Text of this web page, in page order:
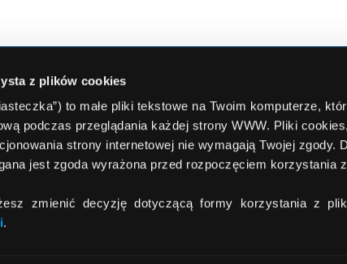
z plików cookies
to małe pliki tekstowe na Twoim komputerze,
podczas przeglądania każdej strony WWW. Pliki
strony internetowej nie wymagają Twojej zgody.
jest zgoda wyrażona przed rozpoczęciem korzystania
zmienić decyzję dotyczącą formy korzystania z
.
Comperia.pl
Compero.pl
Comperiaraty.pl
ul.